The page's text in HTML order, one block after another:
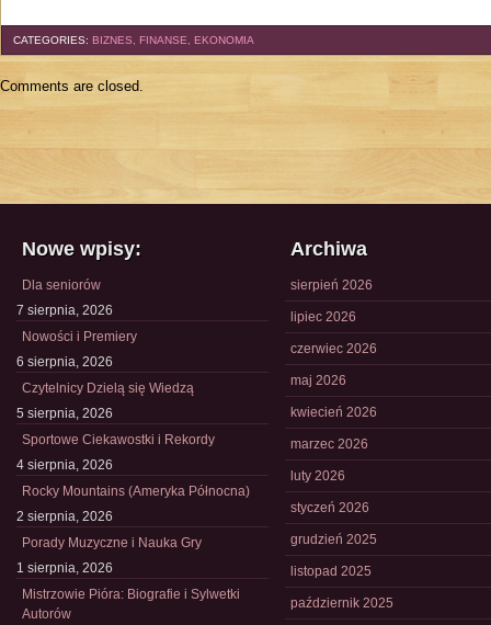
CATEGORIES: BIZNES, FINANSE, EKONOMIA
Comments are closed.
Nowe wpisy:
Dla seniorów
7 sierpnia, 2026
Nowości i Premiery
6 sierpnia, 2026
Czytelnicy Dzielą się Wiedzą
5 sierpnia, 2026
Sportowe Ciekawostki i Rekordy
4 sierpnia, 2026
Rocky Mountains (Ameryka Północna)
2 sierpnia, 2026
Porady Muzyczne i Nauka Gry
1 sierpnia, 2026
Mistrzowie Pióra: Biografie i Sylwetki
Autorów
Archiwa
sierpień 2026
lipiec 2026
czerwiec 2026
maj 2026
kwiecień 2026
marzec 2026
luty 2026
styczeń 2026
grudzień 2025
listopad 2025
październik 2025